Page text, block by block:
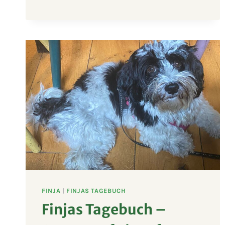
IM
BÄUCHLEIN
ZWICKT
UND
ZWACKT
FINJA | FINJAS TAGEBUCH
Finjas Tagebuch –